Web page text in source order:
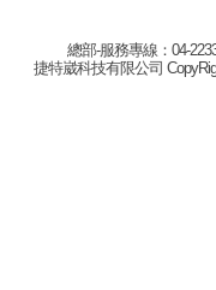
總部-服務專線：04-
捷特崴科技有限公司